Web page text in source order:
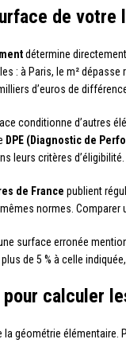
de votre
détermine
: à Paris, le m²
d’euros de
conditionne d’autres
DPE (Diagnostic de
leurs critères d’éligibilité.
de France publient
normes. Comparer
surface erronée
de 5 % à celle
calculer
la géométrie élémentaire.